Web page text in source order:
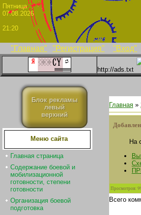
"Главная" "Регистрация" "Вход"
07.08.2026
21:20
http://ads.txt
Блок рекламы
левый
верхний
Меню сайта
Главная страница
Содержание боевой и
мобилизационной
готовности, степени
готовности
Организация боевой
подготовка
Главная »
На
Просмотров:
Всего